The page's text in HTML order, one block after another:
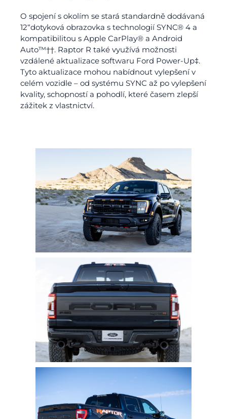
O spojení s okolím se stará standardně dodávaná
12“dotyková obrazovka s technologií SYNC® 4 a
kompatibilitou s Apple CarPlay® a Android
Auto™††. Raptor R také využívá možnosti
vzdálené aktualizace softwaru Ford Power-Up‡.
Tyto aktualizace mohou nabídnout vylepšení v
celém vozidle – od systému SYNC až po vylepšení
kvality, schopností a pohodlí, které časem zlepší
zážitek z vlastnictví.